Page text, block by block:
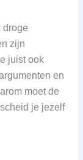
droge
zijn
juist ook
en
moet de
je jezelf